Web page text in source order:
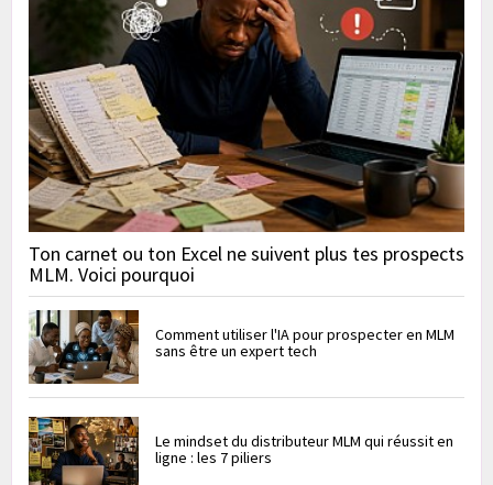
Ton carnet ou ton Excel ne suivent plus tes prospects
MLM. Voici pourquoi
Comment utiliser l'IA pour prospecter en MLM
sans être un expert tech
Le mindset du distributeur MLM qui réussit en
ligne : les 7 piliers